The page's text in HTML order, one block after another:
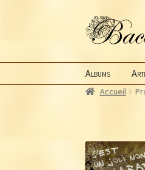
Aller
à
navigation
Aller
au
Albums
Accueil